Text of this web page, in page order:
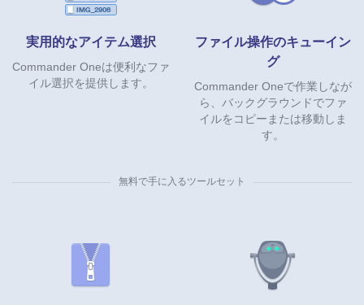
実用的なアイテム選択
Commander Oneは便利なファ
イル選択を提供します。
ファイル操作のキューイン
グ
Commander Oneで作業しなが
ら、バックグラウンドでファ
イルをコピーまたは移動しま
す。
無料で手に入るツールセット